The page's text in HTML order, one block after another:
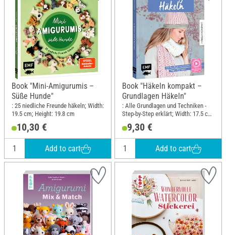
Book "Mini-Amigurumis –
Süße Hunde"
: 25 niedliche Freunde häkeln; Width:
19.5 cm; Height: 19.8 cm
10,30 €
Add to cart
Book "Häkeln kompakt –
Grundlagen Häkeln"
: Alle Grundlagen und Techniken -
Step-by-Step erklärt; Width: 17.5 cm;
Height: 21.6 cm
9,30 €
Add to cart